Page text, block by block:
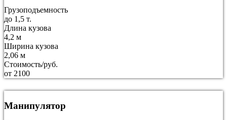
Грузоподъемность
до 1,5 т.
Длина кузова
4,2 м
Ширина кузова
2,06 м
Стоимость/руб.
от 2100
Манипулятор